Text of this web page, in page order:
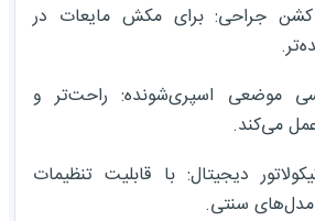
جراحی: برای مکش مایعات در
موضعی اسپری‌شونده: راحت‌تر و
می‌کند.
دیجیتال: با قابلیت تنظیمات
سنتی.